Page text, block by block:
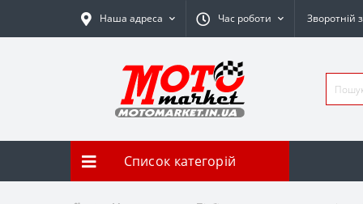
Наша адреса Час роботи Зворотній
Список категорій